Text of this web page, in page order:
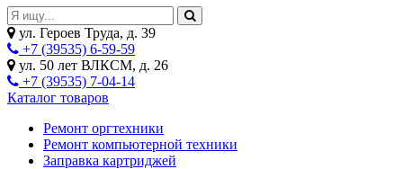
ул. Героев Труда, д. 39
+7 (39535) 6-59-59
ул. 50 лет ВЛКСМ, д. 26
+7 (39535) 7-04-14
Каталог товаров
Ремонт оргтехники
Ремонт компьютерной техники
Заправка картриджей